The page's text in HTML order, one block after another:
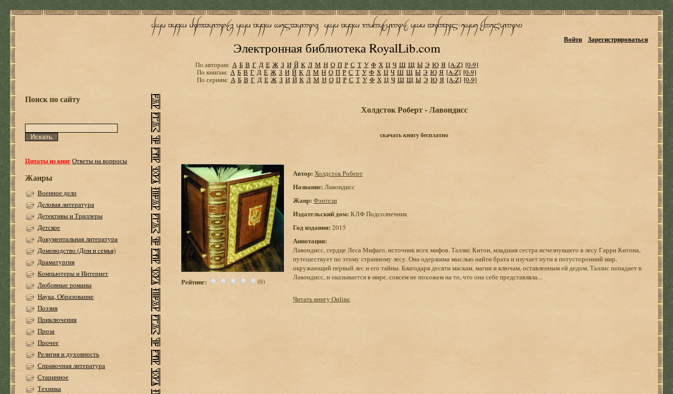
Электронная библиотека RoyalLib.com
Войти Зарегистрироваться
По авторам: А Б В Г Д Е Ж З И Й К Л М Н О П Р С Т У Ф Х Ц Ч Ш Щ Ы Э Ю Я [A-Z] [0-9]
По книгам: А Б В Г Д Е Ж З И Й К Л М Н О П Р С Т У Ф Х Ц Ч Ш Щ Ы Э Ю Я [A-Z] [0-9]
По сериям: А Б В Г Д Е Ж З И Й К Л М Н О П Р С Т У Ф Х Ц Ч Ш Щ Ы Э Ю Я [A-Z] [0-9]
Поиск по сайту
Цитаты из книгОтветы на вопросы
Жанры
Военное дело
Деловая литература
Детективы и Триллеры
Детское
Документальная литература
Домоводство (Дом и семья)
Драматургия
Компьютеры и Интернет
Любовные романы
Наука, Образование
Поэзия
Приключения
Проза
Прочее
Религия и духовность
Справочная литература
Старинное
Техника
Холдсток Роберт - Лавондисс
скачать книгу бесплатно
Рейтинг: (0)
Автор: Холдсток Роберт
Название: Лавондисс
Жанр: Фэнтези
Издательский дом: КЛФ Подсолнечник
Год издания: 2015
Аннотация:
Лавондисс, сердце Леса Мифаго, источник всех мифов. Таллис Китон, младшая сестра исчезнувшего в лесу Гарри Китона,
путешествует по этому странному лесу. Она одержима мыслью найти брата и изучает пути в потусторонний мир,
окружающий первый лес и его тайны. Благодаря десяти маскам, магии и ключам, оставленным ей дедом, Таллис попадает в
Лавондисс, и оказывается в мире, совсем не похожем на то, что она себе представляла...
Читать книгу Online